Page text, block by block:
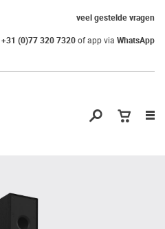
veel gestelde vragen
+31 (0)77 320 7320of app via WhatsApp